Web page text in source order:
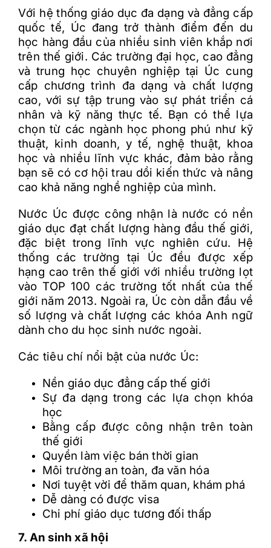
Với hệ thống giáo dục đa dạng và đẳng cấp
quốc tế, Úc đang trở thành điểm đến du
học hàng đầu của nhiều sinh viên khắp nơi
trên thế giới. Các trường đại học, cao đẳng
và trung học chuyên nghiệp tại Úc cung
cấp chương trình đa dạng và chất lượng
cao, với sự tập trung vào sự phát triển cá
nhân và kỹ năng thực tế. Bạn có thể lựa
chọn từ các ngành học phong phú như kỹ
thuật, kinh doanh, y tế, nghệ thuật, khoa
học và nhiều lĩnh vực khác, đảm bảo rằng
bạn sẽ có cơ hội trau dồi kiến thức và nâng
cao khả năng nghề nghiệp của mình.
Nước Úc được công nhận là nước có nền
giáo dục đạt chất lượng hàng đầu thế giới,
đặc biệt trong lĩnh vực nghiên cứu. Hệ
thống các trường tại Úc đều được xếp
hạng cao trên thế giới với nhiều trường lọt
vào TOP 100 các trường tốt nhất của thế
giới năm 2013. Ngoài ra, Úc còn dẫn đầu về
số lượng và chất lượng các khóa Anh ngữ
dành cho du học sinh nước ngoài.
Các tiêu chí nổi bật của nước Úc:
Nền giáo dục đẳng cấp thế giới
Sự đa dạng trong các lựa chọn khóa
học
Bằng cấp được công nhận trên toàn
thế giới
Quyền làm việc bán thời gian
Môi trường an toàn, đa văn hóa
Nơi tuyệt vời để thăm quan, khám phá
Dễ dàng có được visa
Chi phí giáo dục tương đối thấp
7. An sinh xã hội